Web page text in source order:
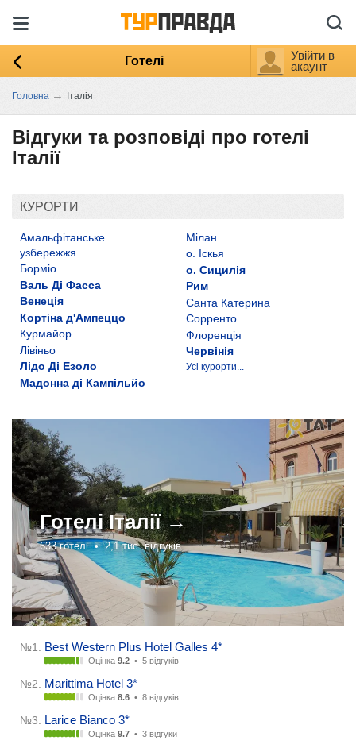
Готелі
Увійти в
акаунт
Головна → Італія
Відгуки та розповіді про готелі
Італії
КУРОРТИ
Амальфітанське
узбережжя
Борміо
Валь Ді Фасса
Венеція
Кортіна д'Ампеццо
Курмайор
Лівіньо
Лідо Ді Езоло
Мадонна ді Кампільйо
Мілан
о. Іскья
о. Сицилія
Рим
Санта Катерина
Сорренто
Флоренція
Червінія
Усі курорти...
ГотеліІталії →
633 готелі •2,1 тис. відгуків
№1. Best Western Plus Hotel Galles 4*
Оцінка 9.2 • 5 відгуків
№2. Marittima Hotel 3*
Оцінка 8.6 • 8 відгуків
№3. Larice Bianco 3*
Оцінка 9.7 • 3 відгуки